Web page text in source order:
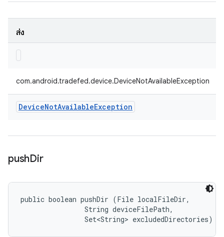
ส่ง
com.android.tradefed.device.DeviceNotAvailableException
DeviceNotAvailableException
pushDir
public boolean pushDir (File localFileDir,
                String deviceFilePath,
                Set<String> excludedDirectories)